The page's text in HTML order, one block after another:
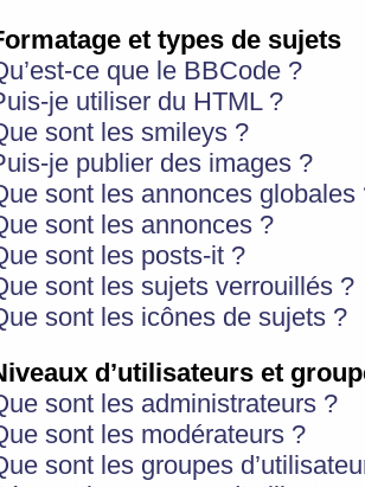
et types de sujets
ce que le BBCode ?
je utiliser du HTML ?
sont les smileys ?
je publier des images ?
sont les annonces globales
sont les annonces ?
sont les posts-it ?
sont les sujets verrouillés ?
sont les icônes de sujets ?
d’utilisateurs et
sont les administrateurs ?
sont les modérateurs ?
sont les groupes